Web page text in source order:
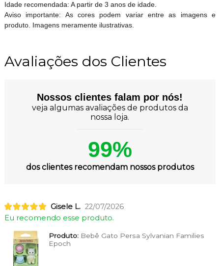
Idade recomendada: A partir de 3 anos de idade.
Aviso importante: As cores podem variar entre as imagens e
produto. Imagens meramente ilustrativas.
Avaliações dos Clientes
Nossos clientes falam por nós!
veja algumas avaliações de produtos da
nossa loja.
99%
dos clientes recomendam nossos produtos
Gisele L. 22/07/2026
Eu recomendo esse produto.
Produto:Bebê Gato Persa Sylvanian Families
Epoch